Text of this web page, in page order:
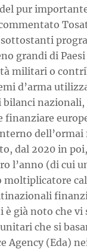
del pur
grandi di
militari o
d’arma
finanziare
dell’ormai
dal 2020 in
l’anno (di cui
moltiplicatore
già noto che vi
che si
Agency (Eda)